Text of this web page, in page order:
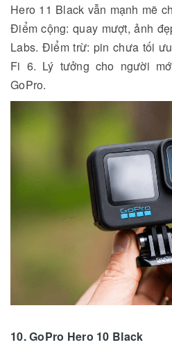
Hero 11 Black vẫn mạnh mẽ
Điểm cộng: quay mượt, ảnh
Labs. Điểm trừ: pin chưa tối
Fi 6. Lý tưởng cho người
GoPro.
10. GoPro Hero 10 Black